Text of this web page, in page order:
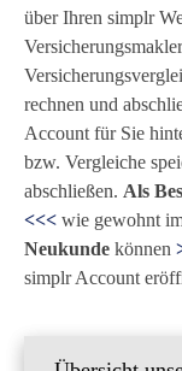
über Ihren simplr
rechnen und
Account für Sie
bzw. Vergleiche
abschließen. Als
<<< wie gewohnt
Neukunde können
simplr Account